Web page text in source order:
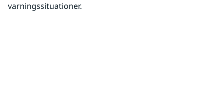
varningssituationer.